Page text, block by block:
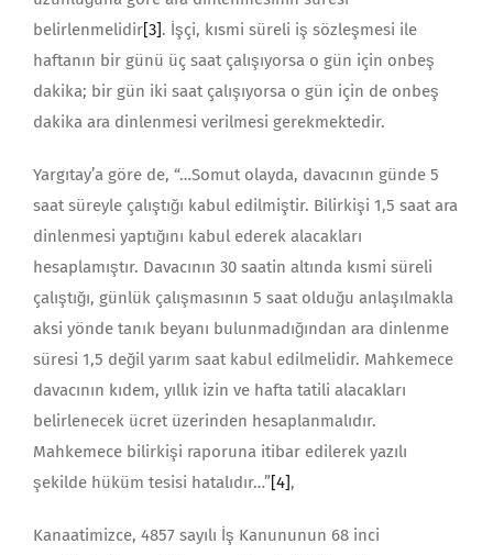
belirlenmelidir[3]. İşçi, kısmi süreli iş sözleşmesi ile
haftanın bir günü üç saat çalışıyorsa o gün için onbeş
dakika; bir gün iki saat çalışıyorsa o gün için de onbeş
dakika ara dinlenmesi verilmesi gerekmektedir.
Yargıtay’a göre de, “…Somut olayda, davacının günde 5
saat süreyle çalıştığı kabul edilmiştir. Bilirkişi 1,5 saat ara
dinlenmesi yaptığını kabul ederek alacakları
hesaplamıştır. Davacının 30 saatin altında kısmi süreli
çalıştığı, günlük çalışmasının 5 saat olduğu anlaşılmakla
aksi yönde tanık beyanı bulunmadığından ara dinlenme
süresi 1,5 değil yarım saat kabul edilmelidir. Mahkemece
davacının kıdem, yıllık izin ve hafta tatili alacakları
belirlenecek ücret üzerinden hesaplanmalıdır.
Mahkemece bilirkişi raporuna itibar edilerek yazılı
şekilde hüküm tesisi hatalıdır…”[4],
Kanaatimizce, 4857 sayılı İş Kanununun 68 inci